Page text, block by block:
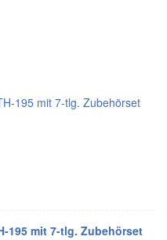
195 mit 7-tlg. Zubehörset